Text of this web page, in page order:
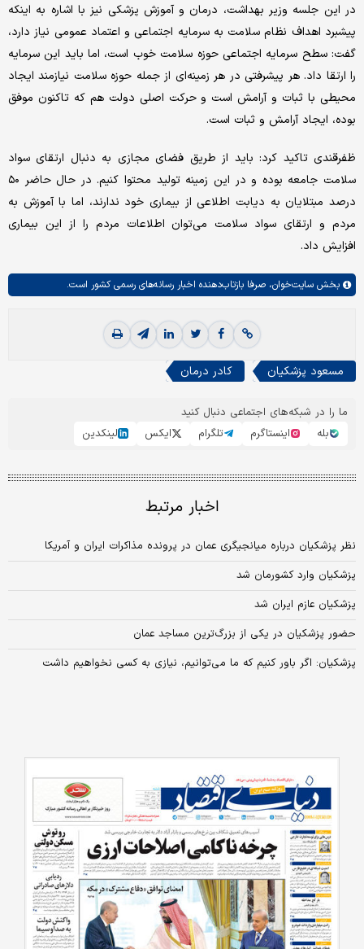
در این جلسه وزیر بهداشت، درمان و آموزش پزشکی نیز با اشاره به اینکه
پیشبرد اهداف نظام سلامت به سرمایه اجتماعی و اعتماد عمومی نیاز دارد،
گفت: سطح سرمایه اجتماعی حوزه سلامت خوب است، اما باید این سرمایه
را ارتقا داد. هر پیشرفتی در هر زمینه‌ای از جمله حوزه سلامت نیازمند ایجاد
محیطی با ثبات و آرامش است و حرکت اصلی دولت هم که تاکنون موفق
بوده، ایجاد آرامش و ثبات است.
ظفرقندی تاکید کرد: باید از طریق فضای مجازی به دنبال ارتقای سواد
سلامت جامعه بوده و در این زمینه تولید محتوا کنیم. در حال حاضر ۵۰
درصد مبتلایان به دیابت اطلاعی از بیماری خود ندارند، اما با آموزش به
مردم و ارتقای سواد سلامت می‌توان اطلاعات مردم را از این بیماری
افزایش داد.
بخش سایت‌خوان، صرفا بازتاب‌دهنده اخبار رسانه‌های رسمی کشور است.
مسعود پزشکیان کادر درمان
ما را در شبکه‌های اجتماعی دنبال کنید
بله
اینستاگرم تلگرام ایکس لینکدین
اخبار مرتبط
نظر پزشکیان درباره میانجیگری عمان در پرونده مذاکرات ایران و آمریکا
پزشکیان وارد کشورمان شد
پزشکیان عازم ایران شد
حضور پزشکیان در یکی از بزرگ‌ترین مساجد عمان
پزشکیان: اگر باور کنیم که ما می‌توانیم، نیازی به کسی نخواهیم داشت